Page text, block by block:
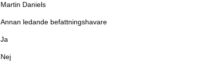
Martin Daniels
Annan ledande befattningshavare
Ja
Nej